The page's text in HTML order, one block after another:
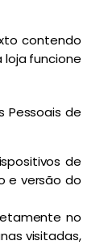
contendo
loja funcione
Pessoais de
de
e versão do
no
visitadas,